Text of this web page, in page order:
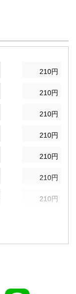
210円
210円
210円
210円
210円
210円
210円